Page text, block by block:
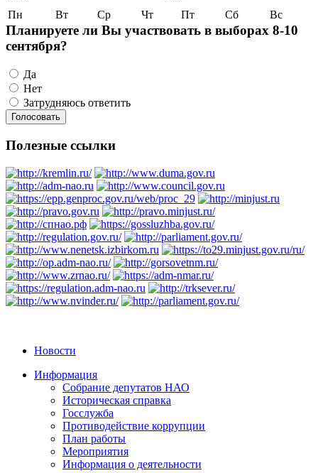
Пн Вт Ср Чт Пт Сб Вс
Планируете ли Вы участвовать в выборах 8-10
сентября?
Да
Нет
Затрудняюсь ответить
Полезные ссылки
Новости
Информация
Собрание депутатов НАО
Историческая справка
Госслужба
Противодействие коррупции
План работы
Мероприятия
Информация о деятельности